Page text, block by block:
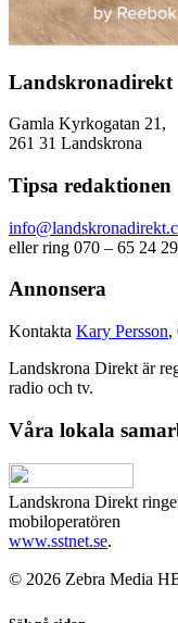
Landskronadirekt
Gamla Kyrkogatan 21,
261 31 Landskrona
Tipsa redaktionen
eller ring 070 – 65 24
Annonsera
Kontakta Kary Persson,
Landskrona Direkt är
radio och tv.
Våra lokala
Landskrona Direkt
mobiloperatören
www.sstnet.se.
© 2026 Zebra Media